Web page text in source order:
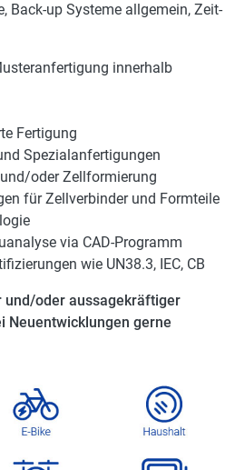
Back-up Systeme allgemein, Zeit-
innerhalb
Fertigung
Spezialanfertigungen
oder Zellformierung
für Zellverbinder und Formteile
via CAD-Programm
wie UN38.3, IEC, CB
oder aussagekräftiger
Neuentwicklungen gerne